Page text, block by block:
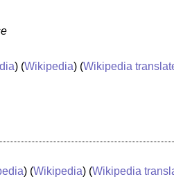
) (Wikipedia) (Wikipedia
) (Wikipedia) (Wikipedia